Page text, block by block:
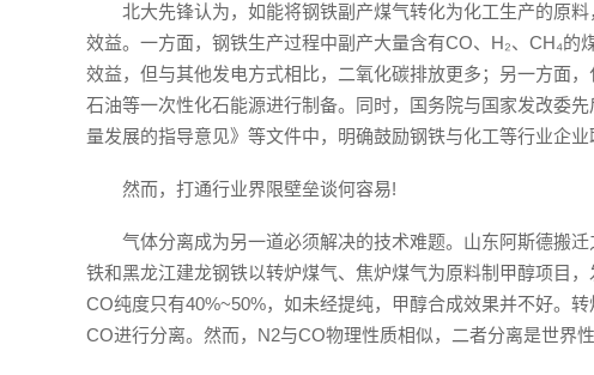
北大先锋认为，如能将钢铁副产煤气转化为化工生产的原
效益。一方面，钢铁生产过程中副产大量含有CO、H₂、CH₄
效益，但与其他发电方式相比，二氧化碳排放更多；另一方面
石油等一次性化石能源进行制备。同时，国务院与国家发改委
量发展的指导意见》等文件中，明确鼓励钢铁与化工等行业企业
然而，打通行业界限壁垒谈何容易!
气体分离成为另一道必须解决的技术难题。山东阿斯德搬
铁和黑龙江建龙钢铁以转炉煤气、焦炉煤气为原料制甲醇项目
CO纯度只有40%~50%，如未经提纯，甲醇合成效果并不好。
CO进行分离。然而，N2与CO物理性质相似，二者分离是世界